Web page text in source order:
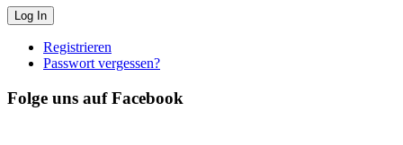
Registrieren
Passwort vergessen?
Folge uns auf Facebook